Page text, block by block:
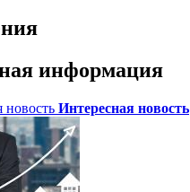
информация
Интересная новость